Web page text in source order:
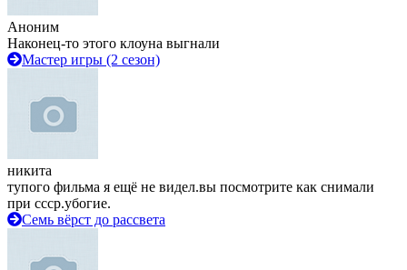
Аноним
Наконец-то этого клоуна выгнали
Мастер игры (2 сезон)
никита
тупого фильма я ещё не видел.вы посмотрите как снимали
при ссср.убогие.
Семь вёрст до рассвета